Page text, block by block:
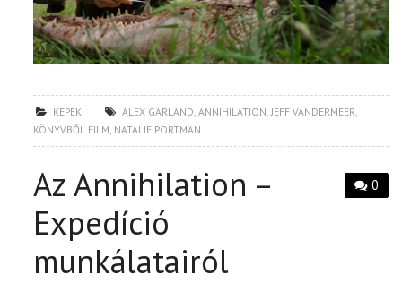
KÉPEK ALEX GARLAND,ANNIHILATION,JEFF VANDERMEER,
KÖNYVBŐL FILM, NATALIE PORTMAN
0
Az Annihilation –
Expedíció
munkálatairól